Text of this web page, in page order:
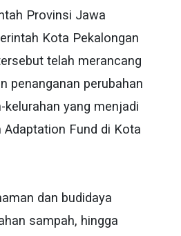
Provinsi Jawa
Kota Pekalongan
telah merancang
penanganan perubahan
kelurahan yang menjadi
Fund di Kota
dan budidaya
sampah, hingga